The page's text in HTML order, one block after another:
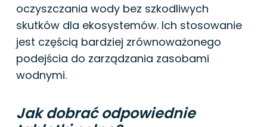
oczyszczania wody bez szkodliwych
skutków dla ekosystemów. Ich stosowanie
jest częścią bardziej zrównoważonego
podejścia do zarządzania zasobami
wodnymi.
Jak dobrać odpowiednie